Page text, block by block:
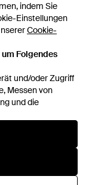
indem Sie
Einstellungen
Cookie-
Folgendes
und/oder Zugriff
Messen von
und die
indem Sie
Einstellungen
Cookie-
Folgendes
und/oder Zugriff
Messen von
und die